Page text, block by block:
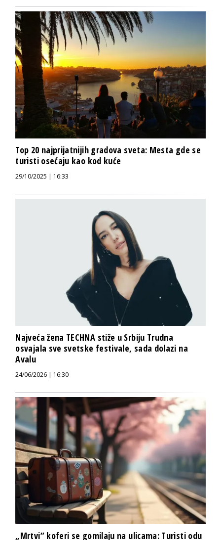
Top 20 najprijatnijih gradova sveta: Mesta gde se
turisti osećaju kao kod kuće
29/10/2025 | 16:33
Najveća žena TECHNA stiže u Srbiju Trudna
osvajala sve svetske festivale, sada dolazi na
Avalu
24/06/2026 | 16:30
„Mrtvi“ koferi se gomilaju na ulicama: Turisti odu